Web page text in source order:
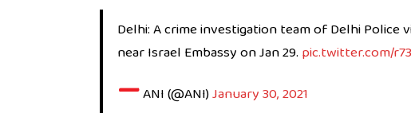
Delhi: A crime investigation team of Delhi
near Israel Embassy on Jan 29. pic.twitter.com/
—ANI (@ANI)January 30, 2021